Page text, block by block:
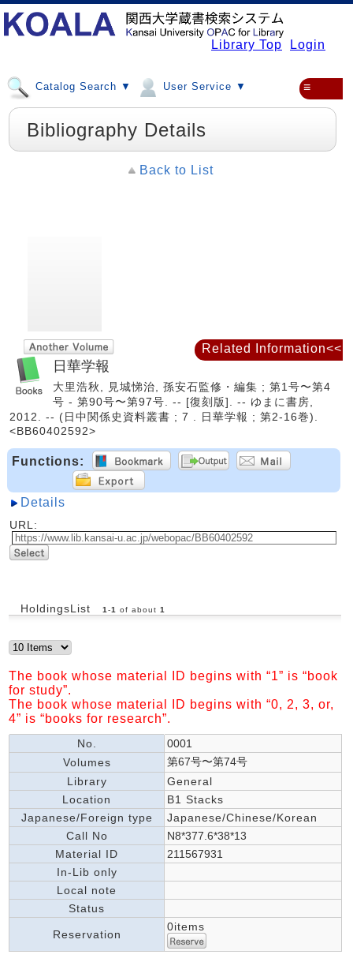
Library Top Login
Catalog Search ▼ User Service ▼ ≡
Bibliography Details
Back to List
日華学報
大里浩秋, 見城悌治, 孫安石監修・編集 ; 第1号〜第4
号 - 第90号〜第97号. -- [復刻版]. -- ゆまに書房,
2012. -- (日中関係史資料叢書 ; 7 . 日華学報 ; 第2-16巻).
<BB60402592>
Functions:
Details
URL:
HoldingsList 1 -1 of about 1
The book whose material ID begins with “1” is “book
for study”.
The book whose material ID begins with “0, 2, 3, or,
4” is “books for research”.
No.
0001
Volumes
第67号〜第74号
Library
General
Location
B1 Stacks
Japanese/Foreign type
Japanese/Chinese/Korean
Call No
N8*377.6*38*13
Material ID
211567931
In-Lib only
Local note
Status
Reservation
0items
Related Information<<